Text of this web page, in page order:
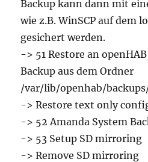
Backup kann dann mit
wie z.B. WinSCP auf dem
gesichert werden.
-> 51 Restore an
Backup aus dem Ordner
/var/lib/openhab/
-> Restore text only
-> 52 Amanda System
-> 53 Setup SD mirroring
-> Remove SD mirroring